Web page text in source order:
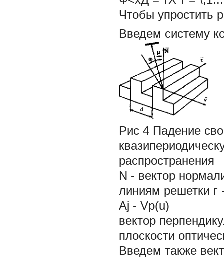
Чтобы упростить
Введем систему
Рис 4 Падение
распространения
N - вектор
линиям решетки г
Aj - Vp(u)
вектор
плоскости
Введем также